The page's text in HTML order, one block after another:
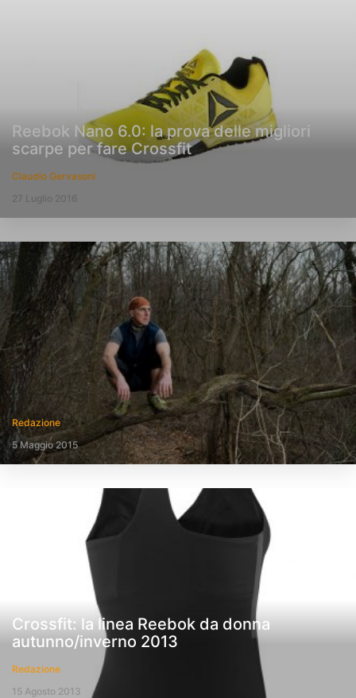
Reebok Nano 6.0: la prova delle migliori
scarpe per fare Crossfit
Claudio Gervasoni
27 Luglio 2016
Redazione
5 Maggio 2015
Crossfit: la linea Reebok da donna
autunno/inverno 2013
Redazione
15 Agosto 2013